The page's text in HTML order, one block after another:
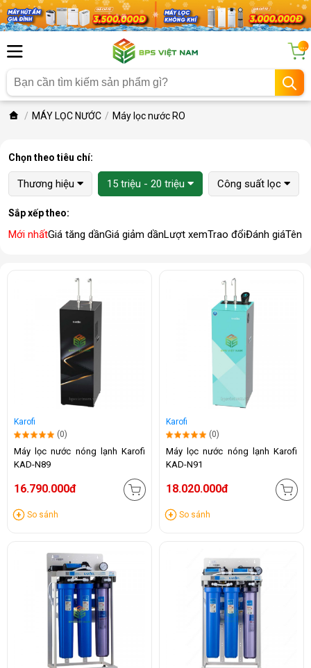
...
MÁY LỌC NƯỚC Máy lọc nước RO
Chọn theo tiêu chí:
Thương hiệu 15 triệu - 20 triệu Công suất lọc
Sắp xếp theo:
Mới nhấtGiá tăng dầnGiá giảm dầnLượt xemTrao đổiĐánh giáTên
Karofi
(0)
Máy lọc nước nóng lạnh Karofi
KAD-N89
16.790.000đ
So sánh
Karofi
(0)
Máy lọc nước nóng lạnh Karofi
KAD-N91
18.020.000đ
So sánh